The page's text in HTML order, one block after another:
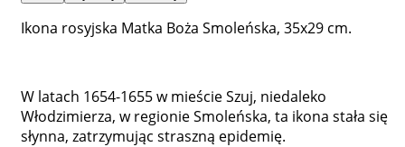
Ikona rosyjska Matka Boża Smoleńska, 35x29 cm.
W latach 1654-1655 w mieście Szuj, niedaleko
Włodzimierza, w regionie Smoleńska, ta ikona stała się
słynna, zatrzymując straszną epidemię.